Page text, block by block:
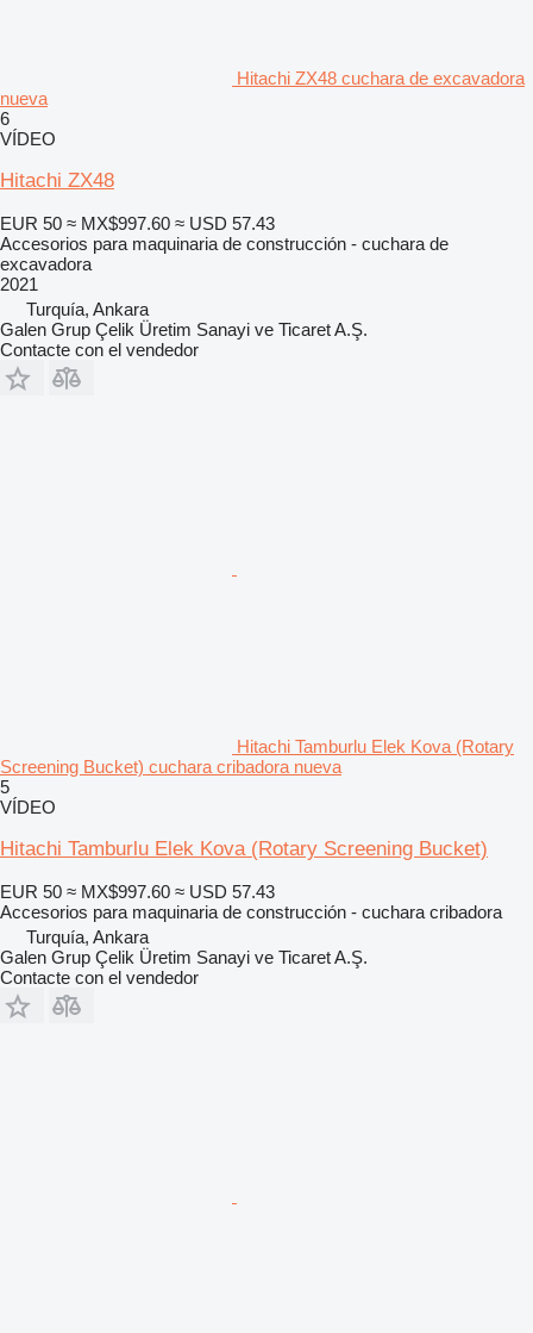
Hitachi ZX48 cuchara de excavadora
nueva
6
VÍDEO
Hitachi ZX48
EUR 50 ≈ MX$997.60 ≈ USD 57.43
Accesorios para maquinaria de construcción - cuchara de
excavadora
2021
Turquía, Ankara
Galen Grup Çelik Üretim Sanayi ve Ticaret A.Ş.
Contacte con el vendedor
Hitachi Tamburlu Elek Kova (Rotary
Screening Bucket) cuchara cribadora nueva
5
VÍDEO
Hitachi Tamburlu Elek Kova (Rotary Screening Bucket)
EUR 50 ≈ MX$997.60 ≈ USD 57.43
Accesorios para maquinaria de construcción - cuchara cribadora
Turquía, Ankara
Galen Grup Çelik Üretim Sanayi ve Ticaret A.Ş.
Contacte con el vendedor